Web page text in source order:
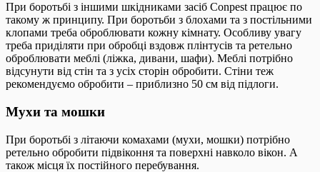
При боротьбі з іншими шкідниками засіб Conpest працює по
такому ж принципу. При боротьби з блохами та з постільними
клопами треба оброблювати кожну кімнату. Особливу увагу
треба приділяти при обробці вздовж плінтусів та ретельно
оброблювати меблі (ліжка, дивани, шафи). Меблі потрібно
відсунути від стін та з усіх сторін обробити. Стіни теж
рекомендуємо обробити – приблизно 50 см від підлоги.
Мухи та мошки
При боротьбі з літаючи комахами (мухи, мошки) потрібно
ретельно обробити підвіконня та поверхні навколо вікон. А
також місця їх постійного перебування.